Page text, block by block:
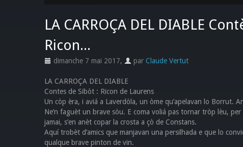
LA CARROÇA DEL DIABLE
Ricon...
dimanche 7 mai 2017, par Claude Vertut
LA CARROÇA DEL DIABLE
Contes de Sibòt : Ricon de Laurens
Un còp èra, i aviá a Laverdòla, un òme qu’apelavan lo Borrut.
Ne’n faguèt un brave sòu. E coma voliá pas tornar tròp lèu,
jamai, s’en anèt copar la crosta a çò de Constans.
Aquí trobèt d’amics que manjavan una persilhada e que lo
qualque brave pinton de vin.